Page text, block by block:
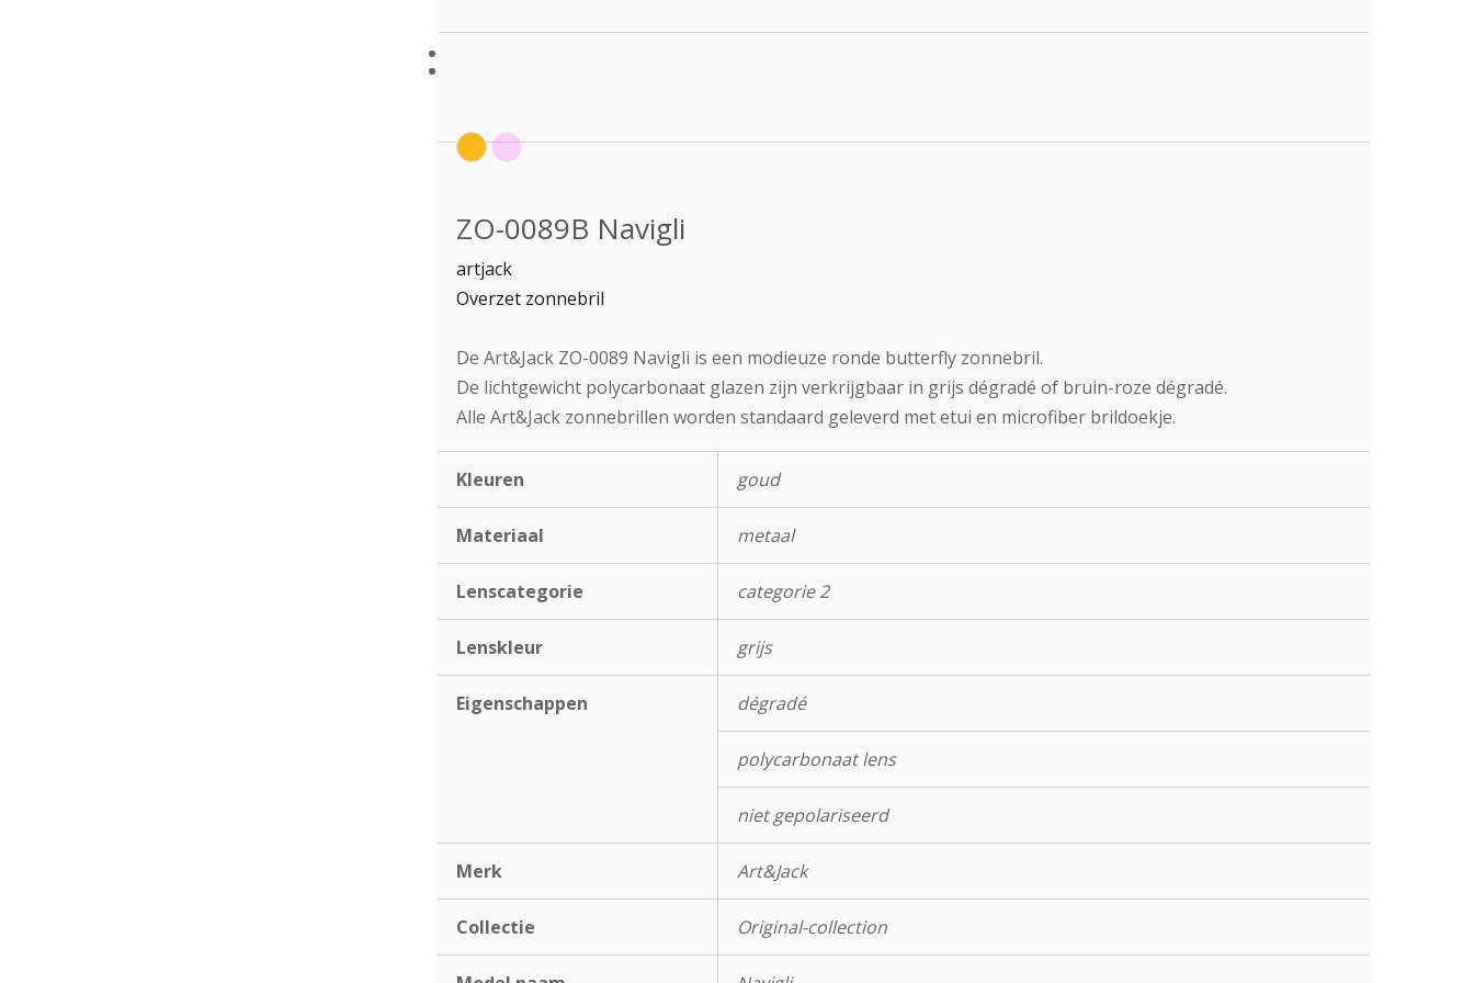
ZO-0089B Navigli
artjack
Overzet zonnebril
De Art&Jack ZO-0089 Navigli is een modieuze ronde butterfly zonnebril.
De lichtgewicht polycarbonaat glazen zijn verkrijgbaar in grijs dégradé of bruin-roze dégradé.
Alle Art&Jack zonnebrillen worden standaard geleverd met etui en microfiber brildoekje.
Kleuren goud
Materiaal metaal
Lenscategorie categorie 2
Lenskleur grijs
Eigenschappen dégradé
polycarbonaat lens
niet gepolariseerd
Merk Art&Jack
Collectie Original-collection